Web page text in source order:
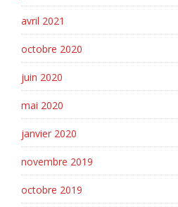
avril 2021
octobre 2020
juin 2020
mai 2020
janvier 2020
novembre 2019
octobre 2019